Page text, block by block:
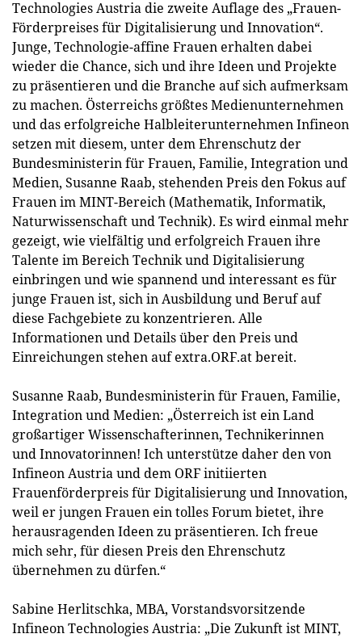
Technologies Austria die zweite Auflage des „Frauen-
Förderpreises für Digitalisierung und Innovation“.
Junge, Technologie-affine Frauen erhalten dabei
wieder die Chance, sich und ihre Ideen und Projekte
zu präsentieren und die Branche auf sich aufmerksam
zu machen. Österreichs größtes Medienunternehmen
und das erfolgreiche Halbleiterunternehmen Infineon
setzen mit diesem, unter dem Ehrenschutz der
Bundesministerin für Frauen, Familie, Integration und
Medien, Susanne Raab, stehenden Preis den Fokus auf
Frauen im MINT-Bereich (Mathematik, Informatik,
Naturwissenschaft und Technik). Es wird einmal mehr
gezeigt, wie vielfältig und erfolgreich Frauen ihre
Talente im Bereich Technik und Digitalisierung
einbringen und wie spannend und interessant es für
junge Frauen ist, sich in Ausbildung und Beruf auf
diese Fachgebiete zu konzentrieren. Alle
Informationen und Details über den Preis und
Einreichungen stehen auf extra.ORF.at bereit.
Susanne Raab, Bundesministerin für Frauen, Familie,
Integration und Medien: „Österreich ist ein Land
großartiger Wissenschafterinnen, Technikerinnen
und Innovatorinnen! Ich unterstütze daher den von
Infineon Austria und dem ORF initiierten
Frauenförderpreis für Digitalisierung und Innovation,
weil er jungen Frauen ein tolles Forum bietet, ihre
herausragenden Ideen zu präsentieren. Ich freue
mich sehr, für diesen Preis den Ehrenschutz
übernehmen zu dürfen.“
Sabine Herlitschka, MBA, Vorstandsvorsitzende
Infineon Technologies Austria: „Die Zukunft ist MINT,